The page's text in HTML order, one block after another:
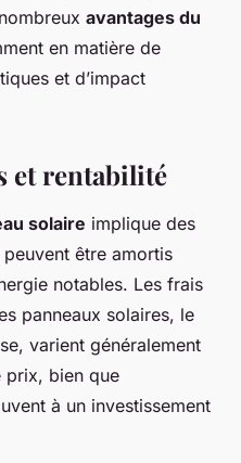
avantages du
en matière de
et d’impact
et rentabilité
solaire implique des
être amortis
notables. Les frais
panneaux solaires, le
varient généralement
prix, bien que
à un investissement